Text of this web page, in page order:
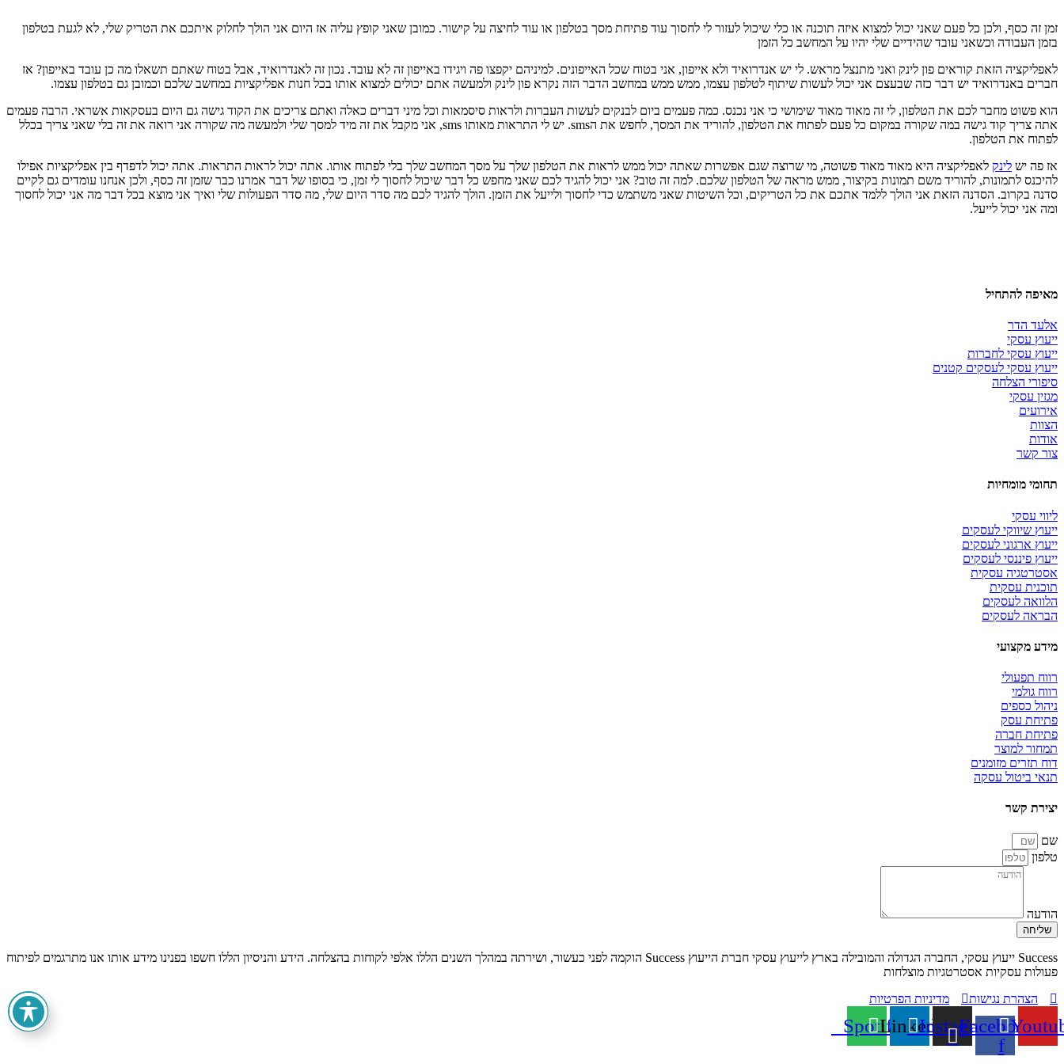
זמן זה כסף, ולכן כל פעם שאני יכול למצוא איזה תוכנה או כלי שיכול לעזור לי לחסוך עוד פתיחת מסך בטלפון או עוד לחיצה על קישור. כמובן שאני קופץ עליה אז היום אני הולך לחלוק איתכם את הטריק שלי, לא לגעת בטלפון
בזמן העבודה וכשאני עובד שהידיים שלי יהיו על המחשב כל הזמן
לאפליקציה הזאת קוראים פון לינק ואני מתנצל מראש. לי יש אנדרואיד ולא אייפון, אני בטוח שכל האייפונים. למיניהם יקפצו פה ויגידו באייפון זה לא עובד. נכון זה לאנדרואיד, אבל בטוח שאתם תשאלו מה כן עובד באייפון? אז
חברים באנדרואיד יש דבר כזה שבעצם אני יכול לעשות שיתוף לטלפון עצמו, ממש ממש במחשב הדבר הזה נקרא פון לינק ולמעשה אתם יכולים למצוא אותו בכל חנות אפליקציות במחשב שלכם וכמובן גם בטלפון עצמו.
הוא פשוט מחבר לכם את הטלפון, לי זה מאוד מאוד שימושי כי אני נכנס. כמה פעמים ביום לבנקים לעשות העברות ולראות סיסמאות וכל מיני דברים כאלה ואתם צריכים את הקוד גישה גם היום בעסקאות אשראי. הרבה פעמים
אתה צריך קוד גישה במה שקורה במקום כל פעם לפתוח את הטלפון, להוריד את המסך, לחפש את הsms. יש לי התראות מאותו sms, אני מקבל את זה מיד למסך שלי ולמעשה מה שקורה אני רואה את זה בלי שאני צריך בכלל
לפתוח את הטלפון.
אז פה יש לינק לאפליקציה היא מאוד מאוד פשוטה, מי שרוצה שגם אפשרות שאתה יכול ממש לראות את הטלפון שלך על מסך המחשב שלך בלי לפתוח אותו. אתה יכול לראות התראות. אתה יכול לדפדף בין אפליקציות אפילו
להיכנס לתמונות, להוריד משם תמונות בקיצור, ממש מראה של הטלפון שלכם. למה זה טוב? אני יכול להגיד לכם שאני מחפש כל דבר שיכול לחסוך לי זמן, כי בסופו של דבר אמרנו כבר שזמן זה כסף, ולכן אנחנו עומדים גם לקיים
סדנה בקרוב. הסדנה הזאת אני הולך ללמד אתכם את כל הטריקים, וכל השיטות שאני משתמש כדי לחסוך ולייעל את הזמן. הולך להגיד לכם מה סדר היום שלי, מה סדר הפעולות שלי ואיך אני מוצא בכל דבר מה אני יכול לחסוך
ומה אני יכול לייעל.
מאיפה להתחיל
אלעד הדר
ייעוץ עסקי
ייעוץ עסקי לחברות
ייעוץ עסקי לעסקים קטנים
סיפורי הצלחה
מגזין עסקי
אירועים
הצוות
אודות
צור קשר
תחומי מומחיות
ליווי עסקי
ייעוץ שיווקי לעסקים
ייעוץ ארגוני לעסקים
ייעוץ פיננסי לעסקים
אסטרטגיה עסקית
תוכנית עסקית
הלוואה לעסקים
הבראה לעסקים
מידע מקצועי
רווח תפעולי
רווח גולמי
ניהול כספים
פתיחת עסק
פתיחת חברה
תמחור למוצר
דוח תזרים מזומנים
תנאי ביטול עסקה
יצירת קשר
שם
טלפון
הודעה
שליחה
Success ייעוץ עסקי, החברה הגדולה והמובילה בארץ לייעוץ עסקי חברת הייעוץ Success הוקמה לפני כעשור, ושירתה במהלך השנים הללו אלפי לקוחות בהצלחה. הידע והניסיון הללו חשפו בפנינו מידע אותו אנו מתרגמים לפיתוח
פעולות עסקיות אסטרטגיות מוצלחות
הצהרת נגישות
מדיניות הפרטיות
Facebook-
f
Instagram
Linkedin
Spotify